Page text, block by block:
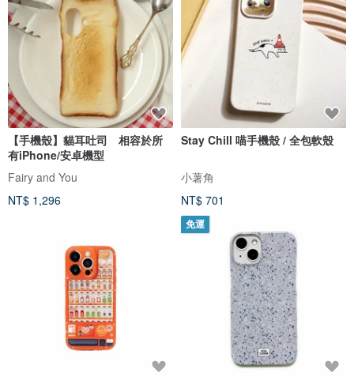
【手機殼】貓耳吐司 相容於所
有iPhone/安卓機型
Fairy and You
NT$ 1,296
Stay Chill 喵手機殼 / 全包軟殼
小薯角
NT$ 701
免運